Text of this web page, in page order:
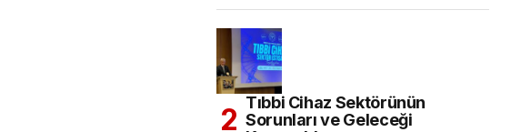
Tıbbi Cihaz Sektörünün
Sorunları ve Geleceği